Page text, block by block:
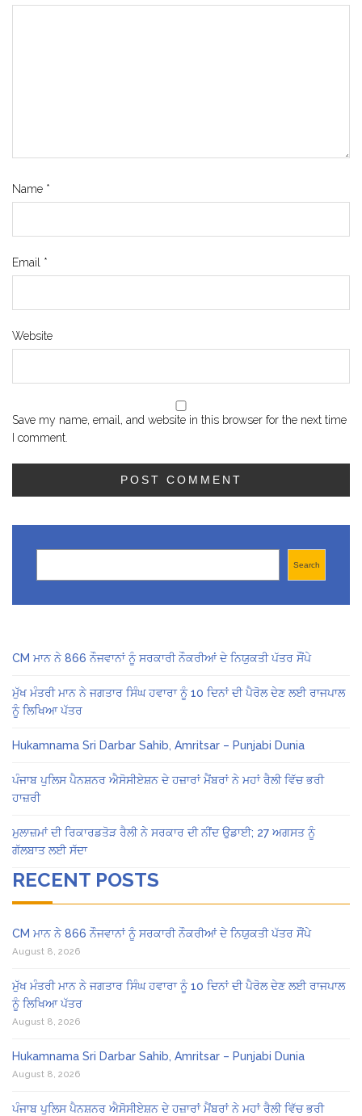
Name *
Email *
Website
Save my name, email, and website in this browser for the next time
I comment.
Search
CM ਮਾਨ ਨੇ 866 ਨੌਜਵਾਨਾਂ ਨੂੰ ਸਰਕਾਰੀ ਨੌਕਰੀਆਂ ਦੇ ਨਿਯੁਕਤੀ ਪੱਤਰ ਸੌਂਪੇ
ਮੁੱਖ ਮੰਤਰੀ ਮਾਨ ਨੇ ਜਗਤਾਰ ਸਿੰਘ ਹਵਾਰਾ ਨੂੰ 10 ਦਿਨਾਂ ਦੀ ਪੈਰੋਲ ਦੇਣ ਲਈ ਰਾਜਪਾਲ
ਨੂੰ ਲਿਖਿਆ ਪੱਤਰ
Hukamnama Sri Darbar Sahib, Amritsar – Punjabi Dunia
ਪੰਜਾਬ ਪੁਲਿਸ ਪੈਨਸ਼ਨਰ ਐਸੋਸੀਏਸ਼ਨ ਦੇ ਹਜ਼ਾਰਾਂ ਮੈਂਬਰਾਂ ਨੇ ਮਹਾਂ ਰੈਲੀ ਵਿੱਚ ਭਰੀ
ਹਾਜ਼ਰੀ
ਮੁਲਾਜ਼ਮਾਂ ਦੀ ਰਿਕਾਰਡਤੋੜ ਰੈਲੀ ਨੇ ਸਰਕਾਰ ਦੀ ਨੀਂਦ ਉਡਾਈ; 27 ਅਗਸਤ ਨੂੰ
ਗੱਲਬਾਤ ਲਈ ਸੱਦਾ
RECENT POSTS
CM ਮਾਨ ਨੇ 866 ਨੌਜਵਾਨਾਂ ਨੂੰ ਸਰਕਾਰੀ ਨੌਕਰੀਆਂ ਦੇ ਨਿਯੁਕਤੀ ਪੱਤਰ ਸੌਂਪੇ
August 8, 2026
ਮੁੱਖ ਮੰਤਰੀ ਮਾਨ ਨੇ ਜਗਤਾਰ ਸਿੰਘ ਹਵਾਰਾ ਨੂੰ 10 ਦਿਨਾਂ ਦੀ ਪੈਰੋਲ ਦੇਣ ਲਈ ਰਾਜਪਾਲ
ਨੂੰ ਲਿਖਿਆ ਪੱਤਰ
August 8, 2026
Hukamnama Sri Darbar Sahib, Amritsar – Punjabi Dunia
August 8, 2026
ਪੰਜਾਬ ਪੁਲਿਸ ਪੈਨਸ਼ਨਰ ਐਸੋਸੀਏਸ਼ਨ ਦੇ ਹਜ਼ਾਰਾਂ ਮੈਂਬਰਾਂ ਨੇ ਮਹਾਂ ਰੈਲੀ ਵਿੱਚ ਭਰੀ